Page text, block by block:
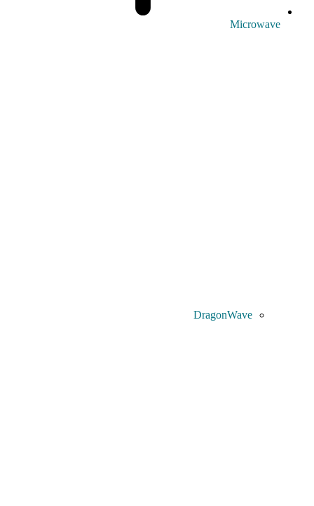
Microwave
DragonWave